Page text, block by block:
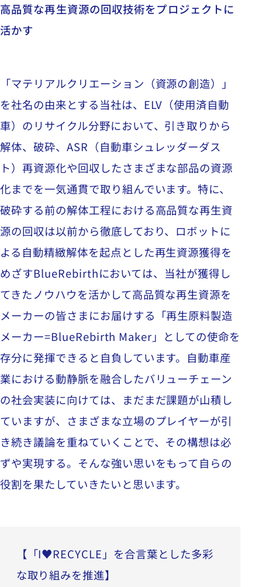
高品質な再生資源の回収技術をプロジェクトに
活かす
「マテリアルクリエーション（資源の創造）」
を社名の由来とする当社は、 ELV （使用済自動
車）のリサイクル分野において、引き取りから
解体、破砕、 ASR （自動車シュレッダーダス
ト）再資源化や回収したさまざまな部品の資源
化までを一気通貫で取り組んでいます。特に、
破砕する前の解体工程における高品質な再生資
源の回収は以前から徹底しており、ロボットに
よる自動精緻解体を起点とした再生資源獲得を
めざすBlueRebirthにおいては、当社が獲得し
てきたノウハウを活かして高品質な再生資源を
メーカーの皆さまにお届けする「再生原料製造
メーカー=BlueRebirth Maker 」としての使命を
存分に発揮できると自負しています。自動車産
業における動静脈を融合したバリューチェーン
の社会実装に向けては、まだまだ課題が山積し
ていますが、さまざまな立場のプレイヤーが引
き続き議論を重ねていくことで、その構想は必
ずや実現する。そんな強い思いをもって自らの
役割を果たしていきたいと思います。
【「I♥RECYCLE」を合言葉とした多彩
な取り組みを推進】